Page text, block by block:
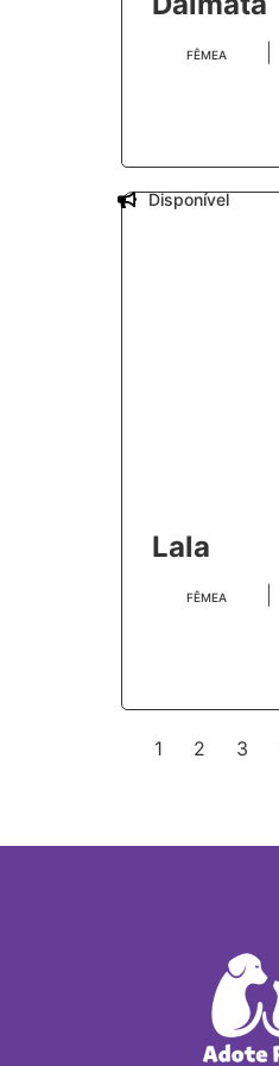
FÊMEA
Lala
FÊMEA
Disponível
1 2 3